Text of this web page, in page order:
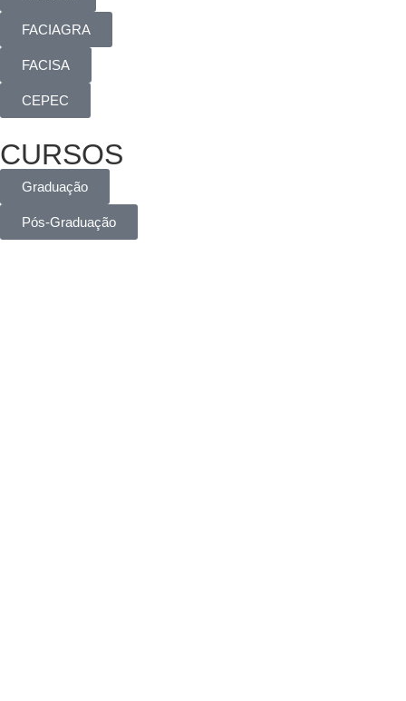
FACIAGRA
FACISA
CEPEC
CURSOS
Graduação
Pós-Graduação